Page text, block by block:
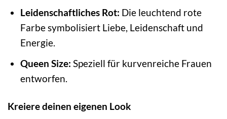
Leidenschaftliches Rot: Die leuchtend rote
Farbe symbolisiert Liebe, Leidenschaft und
Energie.
Queen Size: Speziell für kurvenreiche Frauen
entworfen.
Kreiere deinen eigenen Look